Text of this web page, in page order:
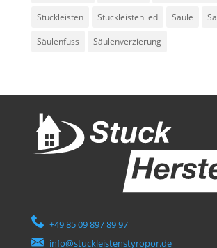
Stuckleisten Stuckleisten led Säule
Säulenfuss Säulenverzierung
+49 85 09 897 89 97
info@stuckleistenstyropor.de